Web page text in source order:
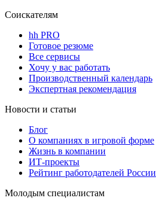
Соискателям
hh PRO
Готовое резюме
Все сервисы
Хочу у вас работать
Производственный календарь
Экспертная рекомендация
Новости и статьи
Блог
О компаниях в игровой форме
Жизнь в компании
ИТ-проекты
Рейтинг работодателей России
Молодым специалистам